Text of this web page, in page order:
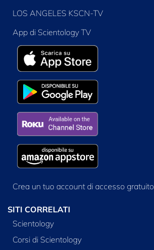
LOS ANGELES KSCN-TV
App di Scientology TV
Crea un tuo account di accesso gratuito
SITI CORRELATI
Scientology
Corsi di Scientology